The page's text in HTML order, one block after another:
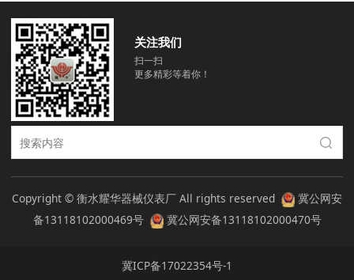
关注我们
扫一扫
更多精彩等着你！
Copyright © 衡水耀华器械仪表厂 All rights reserved
冀公网安
备13118102000469号
冀公网安备13118102000470号
冀ICP备17022354号-1